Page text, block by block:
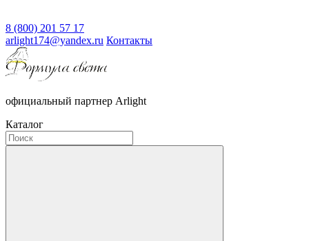
8 (800) 201 57 17
arlight174@yandex.ru Контакты
официальный партнер Arlight
Каталог